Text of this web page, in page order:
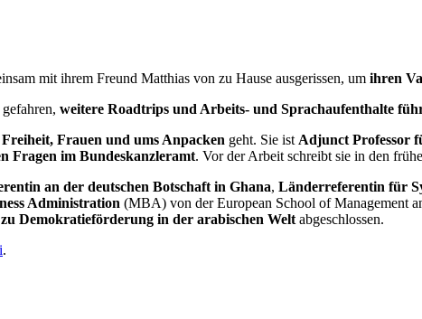
mit ihrem Freund Matthias von zu Hause ausgerissen, um ihren
gefahren, weitere Roadtrips und Arbeits- und Sprachaufenthalte
Freiheit, Frauen und ums Anpacken geht. Sie ist Adjunct Professor
Fragen im Bundeskanzleramt. Vor der Arbeit schreibt sie in den
an der deutschen Botschaft in Ghana, Länderreferentin für
Administration (MBA) von der European School of Management
Demokratieförderung in der arabischen Welt abgeschlossen.
.